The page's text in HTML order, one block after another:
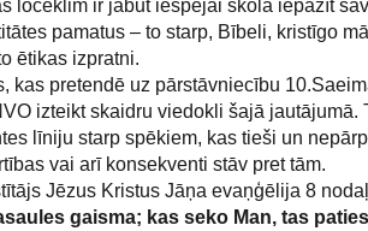
loceklim ir jābūt iespējai skolā iepazīt
pamatus – to starp, Bībeli, kristīgo
ētikas izpratni.
kas pretendē uz pārstāvniecību
izteikt skaidru viedokli šajā jautājumā.
līniju starp spēkiem, kas tieši un
vai arī konsekventi stāv pret tām.
Jēzus Kristus Jāņa evaņģēlija 8
gaisma; kas seko Man, tas